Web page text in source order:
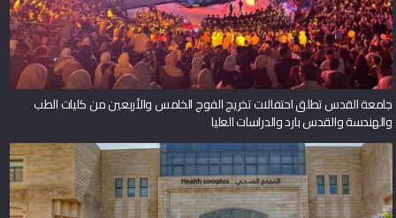
جامعة القدس تطلق احتفالات تخريج الفوج الخامس والأربعين من كليات الطب
والهندسة والقدس بارد والدراسات العليا